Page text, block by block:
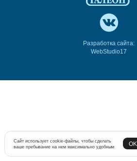
Разработка сайта:
WebStudio17
Сайт использует cookie-файлы, чтобы сделать
ваше пребывание на нем максимально удобным
OK